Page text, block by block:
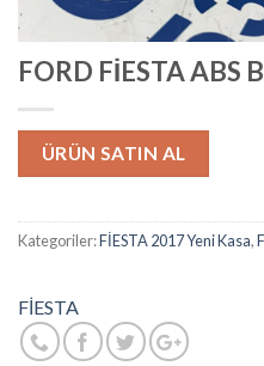
FORD FİESTA ABS
ÜRÜN SATIN AL
Kategoriler:FİESTA 2017 Yeni Kasa,
FİESTA